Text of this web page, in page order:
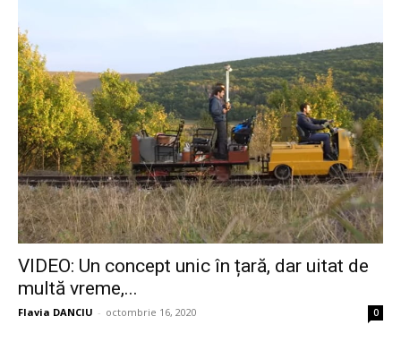
VIDEO: Un concept unic în țară, dar uitat de
multă vreme,...
Flavia DANCIU - octombrie 16, 2020 0